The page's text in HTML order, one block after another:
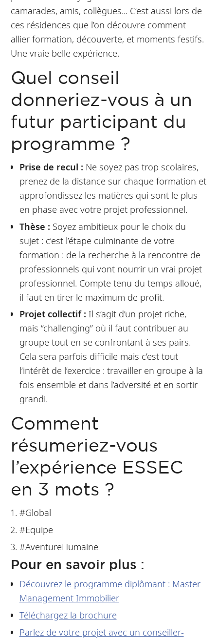
camarades, amis, collègues... C’est aussi lors de
ces résidences que l’on découvre comment
allier formation, découverte, et moments festifs.
Une vraie belle expérience.
Quel conseil
donneriez-vous à un
futur participant du
programme ?
Prise de recul : Ne soyez pas trop scolaires,
prenez de la distance sur chaque formation et
approfondissez les matières qui sont le plus
en phase avec votre projet professionnel.
Thèse : Soyez ambitieux pour le choix du
sujet : c’est l’étape culminante de votre
formation : de la recherche à la rencontre de
professionnels qui vont nourrir un vrai projet
professionnel. Compte tenu du temps alloué,
il faut en tirer le maximum de profit.
Projet collectif : Il s’agit d’un projet riche,
mais “challenging” où il faut contribuer au
groupe tout en se confrontant à ses pairs.
Cela sera parfois difficile mais c’est tout
l’intérêt de l’exercice : travailler en groupe à la
fois ensemble et dans l’adversité et en sortir
grandi.
Comment
résumeriez-vous
l’expérience ESSEC
en 3 mots ?
#Global
#Equipe
#AventureHumaine
Pour en savoir plus :
Découvrez le programme diplômant : Master
Management Immobilier
Téléchargez la brochure
Parlez de votre projet avec un conseiller-